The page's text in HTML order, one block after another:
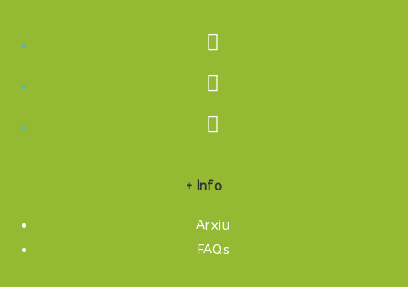
+ Info
Arxiu
FAQs